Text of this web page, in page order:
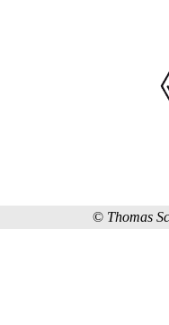
© Thomas